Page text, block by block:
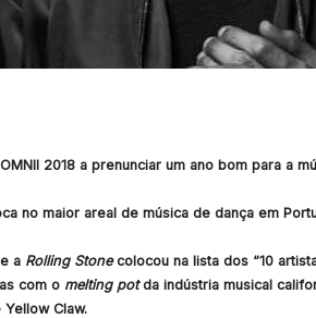
2018 a prenunciar um ano bom para a
no maior areal de música de dança em
a Rolling Stonecolocou na lista dos “10
com o melting potda indústria musical
Claw.